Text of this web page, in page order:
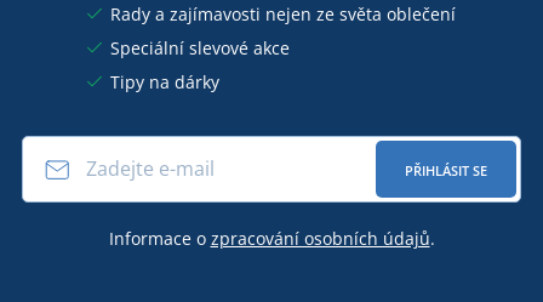
Rady a zajímavosti nejen ze světa oblečení
Speciální slevové akce
Tipy na dárky
PŘIHLÁSIT SE
Informace o zpracování osobních údajů.